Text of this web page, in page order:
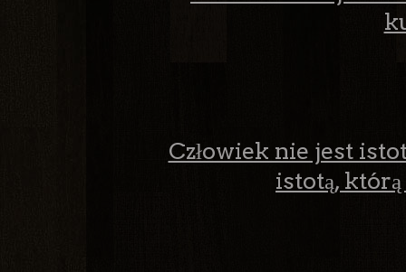
Człowiek nie jest
istotą,